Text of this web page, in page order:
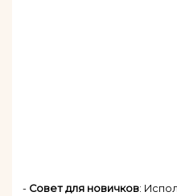
- Совет для новичков: